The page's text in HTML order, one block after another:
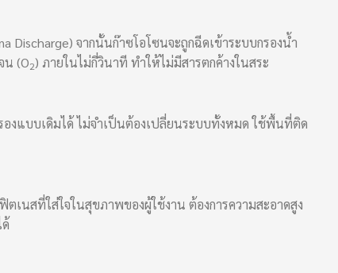
Discharge) จากนั้นก๊าซโอโซนจะถูกฉีดเข้าระบบกรองน้ำ
น (O2) ภายในไม่กี่วินาที ทำให้ไม่มีสารตกค้างในสระ
องแบบเดิมได้ ไม่จำเป็นต้องเปลี่ยนระบบทั้งหมด ใช้พื้นที่ติด
เนสที่ใส่ใจในสุขภาพของผู้ใช้งาน ต้องการความสะอาดสูง